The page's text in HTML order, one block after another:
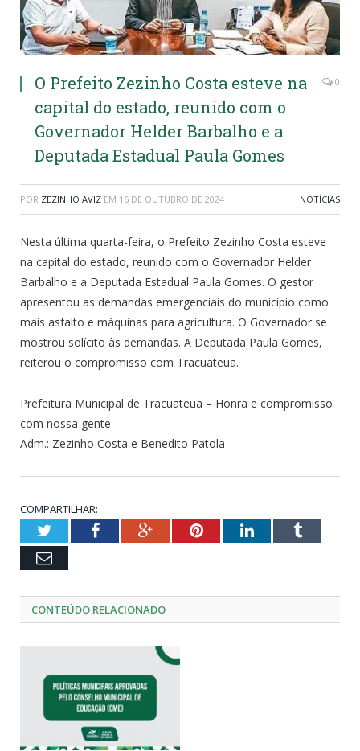
O Prefeito Zezinho Costa esteve na
capital do estado, reunido com o
Governador Helder Barbalho e a
Deputada Estadual Paula Gomes
0
POR ZEZINHO AVIZ EM 16 DE OUTUBRO DE 2024 NOTÍCIAS
Nesta última quarta-feira, o Prefeito Zezinho Costa esteve
na capital do estado, reunido com o Governador Helder
Barbalho e a Deputada Estadual Paula Gomes. O gestor
apresentou as demandas emergenciais do município como
mais asfalto e máquinas para agricultura. O Governador se
mostrou solícito às demandas. A Deputada Paula Gomes,
reiterou o compromisso com Tracuateua.
Prefeitura Municipal de Tracuateua – Honra e compromisso
com nossa gente
Adm.: Zezinho Costa e Benedito Patola
COMPARTILHAR:
TwitterFacebookGoogle+PinterestLinkedInTumblr
Email
CONTEÚDO RELACIONADO